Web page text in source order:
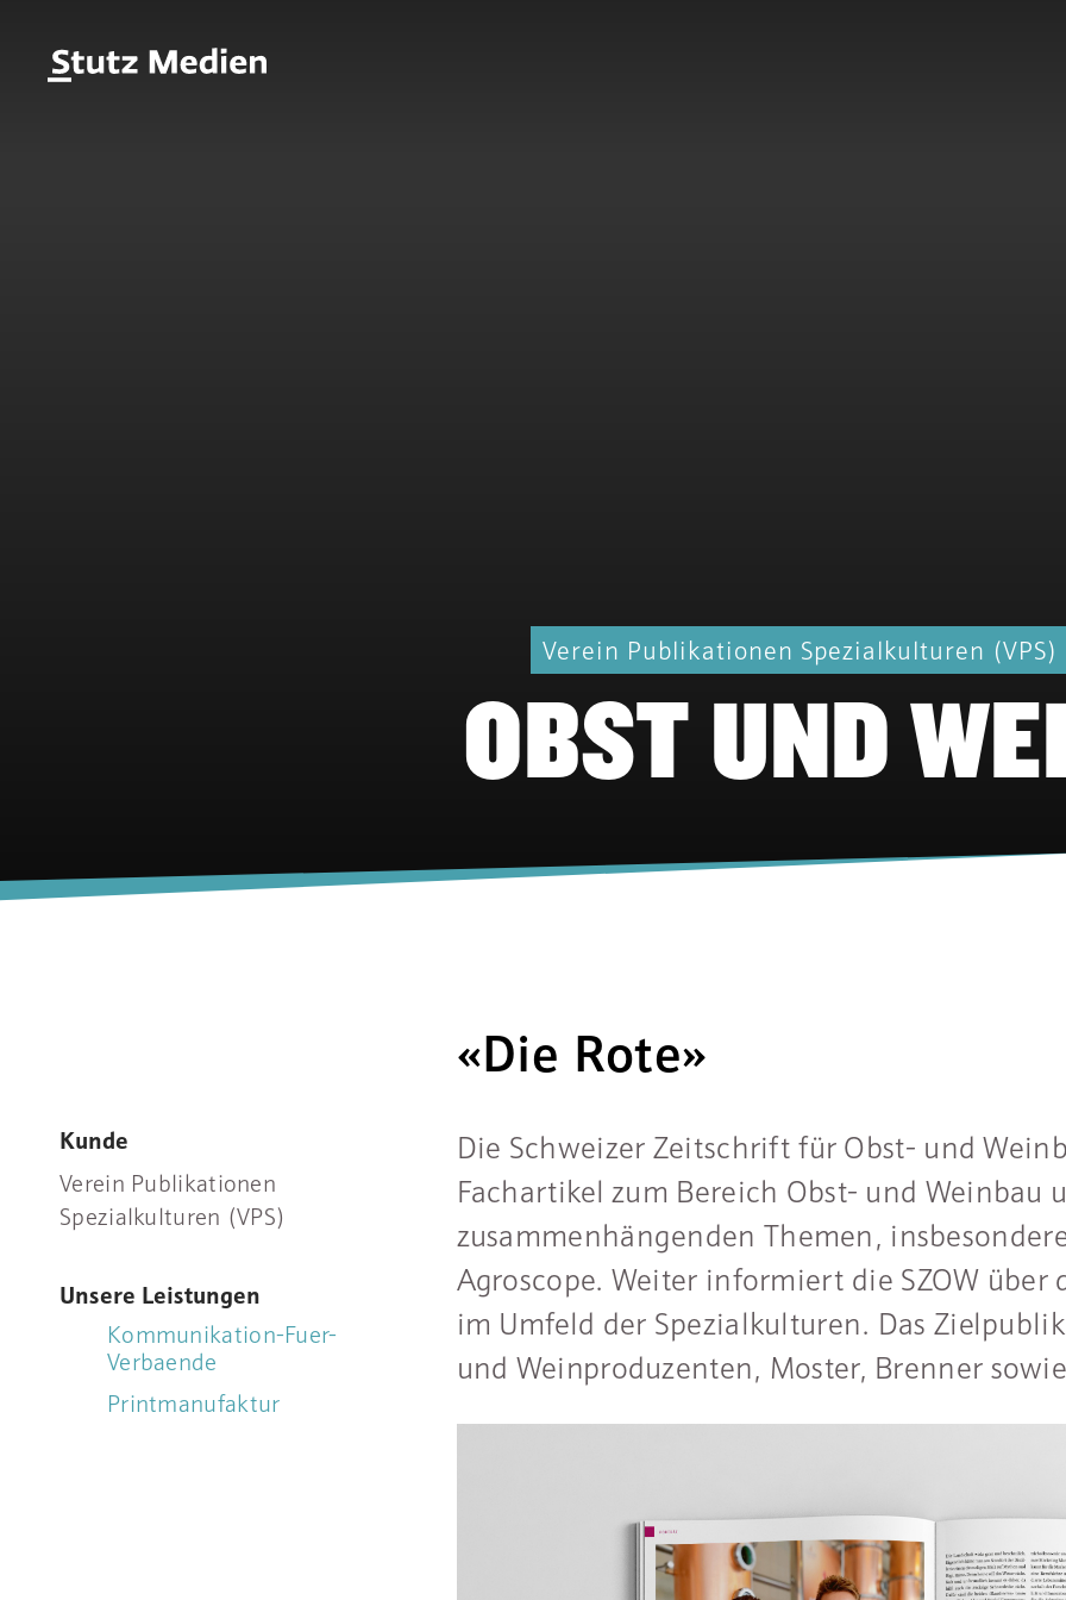
Stutz
Verein Publikationen Spezialkulturen (VPS)
OBST UND
«Die Rote»
Die Schweizer Zeitschrift für Obst- und
Fachartikel zum Bereich Obst- und Weinbau
zusammenhängenden Themen,
Agroscope. Weiter informiert die SZOW über
im Umfeld der Spezialkulturen. Das
und Weinproduzenten, Moster, Brenner
Kunde
Verein Publikationen
Spezialkulturen (VPS)
Unsere Leistungen
Kommunikation-Fuer-
Verbaende
Printmanufaktur